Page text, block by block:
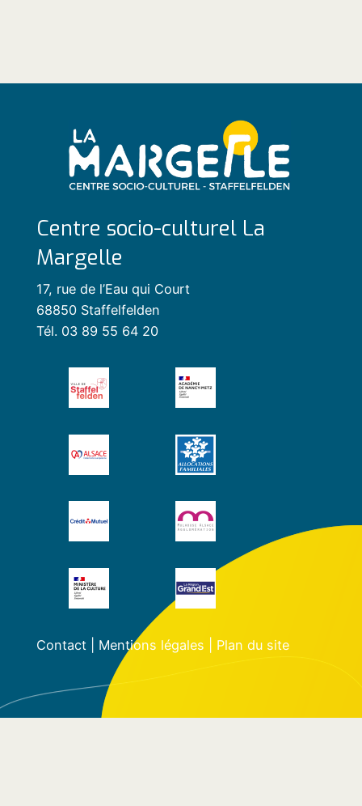
Centre socio-culturel La
Margelle
17, rue de l’Eau qui Court
68850 Staffelfelden
Tél. 03 89 55 64 20
Contact| Mentions légales Plan du site